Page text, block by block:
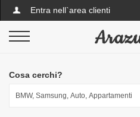
Entra nell`area clienti
Cosa cerchi?